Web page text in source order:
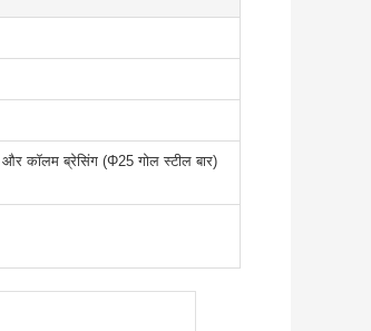
कॉलम ब्रेसिंग (Φ25 गोल स्टील बार)